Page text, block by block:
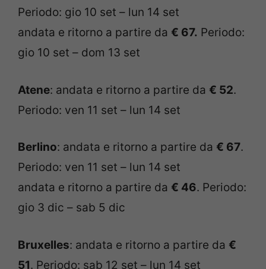
Periodo: gio 10 set – lun 14 set
andata e ritorno a partire da € 67. Periodo:
gio 10 set – dom 13 set
Atene: andata e ritorno a partire da € 52.
Periodo: ven 11 set – lun 14 set
Berlino: andata e ritorno a partire da € 67.
Periodo: ven 11 set – lun 14 set
andata e ritorno a partire da € 46. Periodo:
gio 3 dic – sab 5 dic
Bruxelles: andata e ritorno a partire da €
51. Periodo: sab 12 set – lun 14 set